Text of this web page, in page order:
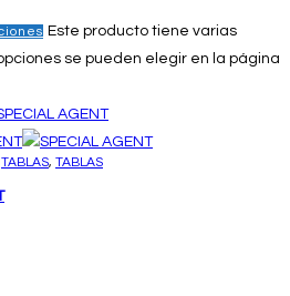
Este producto tiene varias
se pueden elegir en la página
TABLAS, TABLAS